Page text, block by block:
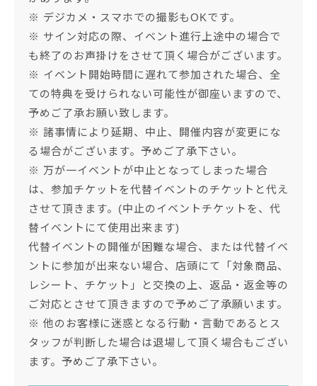
※ デジカメ・スマホでの撮影もOKです。
※ サイン対応の際、イベント進行上途中の場合で
も終了のお声掛けをさせて頂く場合がございます。
※ イベント開始時間に遅れて参加された場合、全
ての特典を受けられない可能性が御座いますので、
予めご了承お願い致します。
※ 諸事情により延期、中止、開催内容が変更にな
る場合がございます。予めご了承下さい。
※ 万が一イベントが中止となってしまった場合
は、参加チケットを代替イベントのチケットと代え
させて頂きます。(中止のイベントチケットを、代
替イベントにて使用出来ます)
代替イベントの開催が困難な場合、または代替イベ
ントに参加が出来ない場合、店頭にて「対象商品、
レシート、チケット」と交換の上、返品・返金等の
ご対応とさせて頂きますので予めご了承願います。
※ 他のお客様に迷惑となる行動・言動であるとス
タッフが判断した場合は退場して頂く場合もござい
ます。予めご了承下さい。